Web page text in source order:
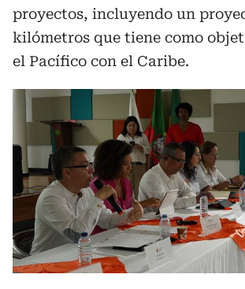
proyectos, incluyendo un
kilómetros que tiene como
el Pacífico con el Caribe.